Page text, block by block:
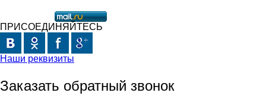
ПРИСОЕДИНЯЙТЕСЬ
Наши реквизиты
Заказать обратный звонок